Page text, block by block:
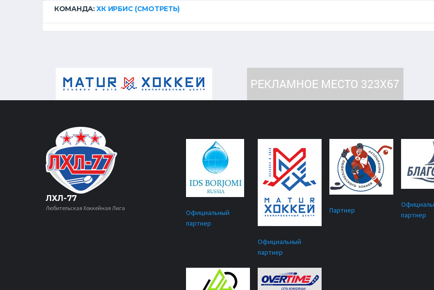
КОМАНДА:ХК ИРБИС (СМОТРЕТЬ)
ЛХЛ-77
Любительская Хоккейная Лига
Официальный
партнер
Официальный
партнер
Партнер
партнер